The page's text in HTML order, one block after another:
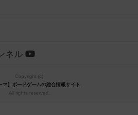
ネル
Copyright (c)
マ】ボードゲームの総合情報サイト
All rights reserved.